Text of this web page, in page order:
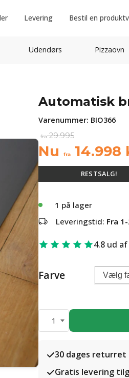
Levering Bestil en
Udendørs Pizzaovn
Automatisk
Varenummer: BIO366
fra 29.995
Nu fra 14.998
RESTSALG!
1 på lager
Leveringstid: Fra
4.8 ud
Farve
1
30 dages returret
Gratis levering